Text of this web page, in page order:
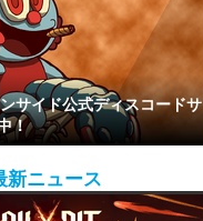
サイド公式ディスコードサ
！
新ニュース